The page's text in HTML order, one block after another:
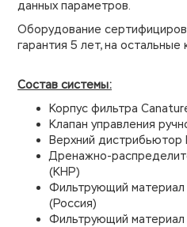
данных параметров.
Оборудование
гарантия 5 лет, на остальные
Состав системы:
Корпус фильтра
Клапан управления
Верхний дистрибьютор
Дренажно-
(КНР)
Фильтрующий
(Россия)
Фильтрующий